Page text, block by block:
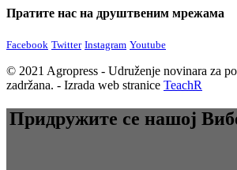
Пратите нас на друштвеним мрежама
Facebook Twitter Instagram Youtube
© 2021 Agropress - Udruženje novinara za
zadržana. - Izrada web stranice TeachR
Придружите се нашој